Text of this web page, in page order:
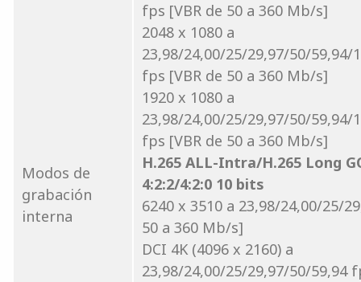
Modos de
grabación
interna
fps [VBR de 50 a 360 Mb/s]
2048 x 1080 a
23,98/24,00/25/29,97/50/59,94/
fps [VBR de 50 a 360 Mb/s]
1920 x 1080 a
23,98/24,00/25/29,97/50/59,94/
fps [VBR de 50 a 360 Mb/s]
H.265 ALL-Intra/H.265 Long
4:2:2/4:2:0 10 bits
6240 x 3510 a 23,98/24,00/25/
50 a 360 Mb/s]
DCI 4K (4096 x 2160) a
23,98/24,00/25/29,97/50/59,94